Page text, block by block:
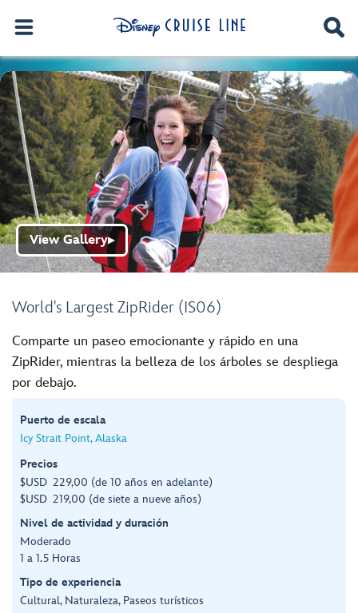
World's Largest ZipRider (IS06)
View Gallery▶
Comparte un paseo emocionante y rápido en una
ZipRider, mientras la belleza de los árboles se despliega
por debajo.
Puerto de escala
Icy Strait Point, Alaska
Precios
$USD 229,00 (de 10 años en adelante)
$USD 219,00 (de siete a nueve años)
Nivel de actividad y duración
Moderado
1 a 1.5 Horas
Tipo de experiencia
Cultural, Naturaleza, Paseos turísticos